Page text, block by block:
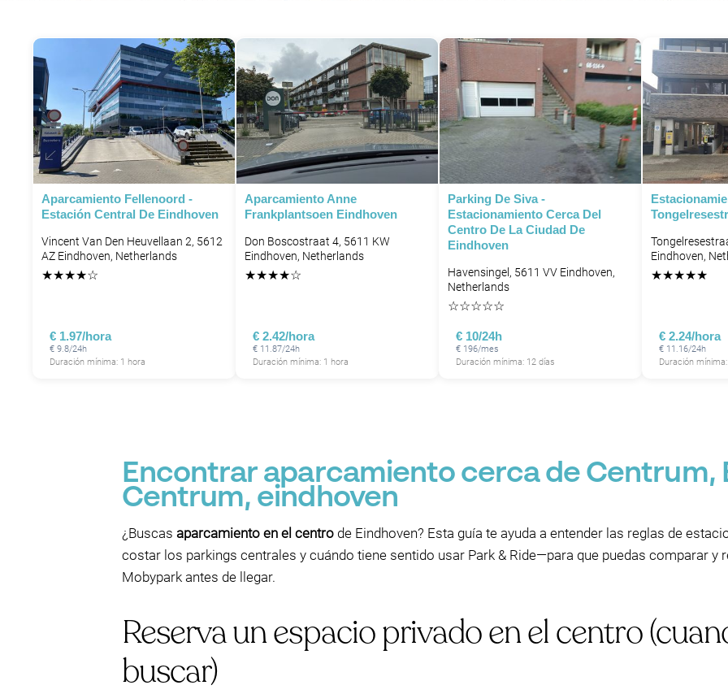
Aparcamiento Fellenoord -
Estación Central De Eindhoven
Vincent Van Den Heuvellaan 2, 5612
AZ Eindhoven, Netherlands
★★★★☆
€ 1.97/hora
€ 9.8/24h
Duración mínima: 1 hora
Aparcamiento Anne
Frankplantsoen Eindhoven
Don Boscostraat 4, 5611 KW
Eindhoven, Netherlands
★★★★☆
€ 2.42/hora
€ 11.87/24h
Duración mínima: 1 hora
Parking De Siva -
Estacionamiento Cerca Del
Centro De La Ciudad De
Eindhoven
Havensingel, 5611 VV Eindhoven,
Netherlands
☆☆☆☆☆
€ 10/24h
€ 196/mes
Duración mínima: 12 días
Eindhoven,
★★★★★
€ 2.24/hora
€ 11.16/24h
Duración
Encontrar aparcamiento cerca de Centrum,
Centrum, eindhoven
¿Buscas aparcamiento en el centro de Eindhoven? Esta guía te ayuda a entender las reglas de
costar los parkings centrales y cuándo tiene sentido usar Park & Ride—para que puedas comparar y
Mobypark antes de llegar.
Reserva un espacio privado en el centro
buscar)